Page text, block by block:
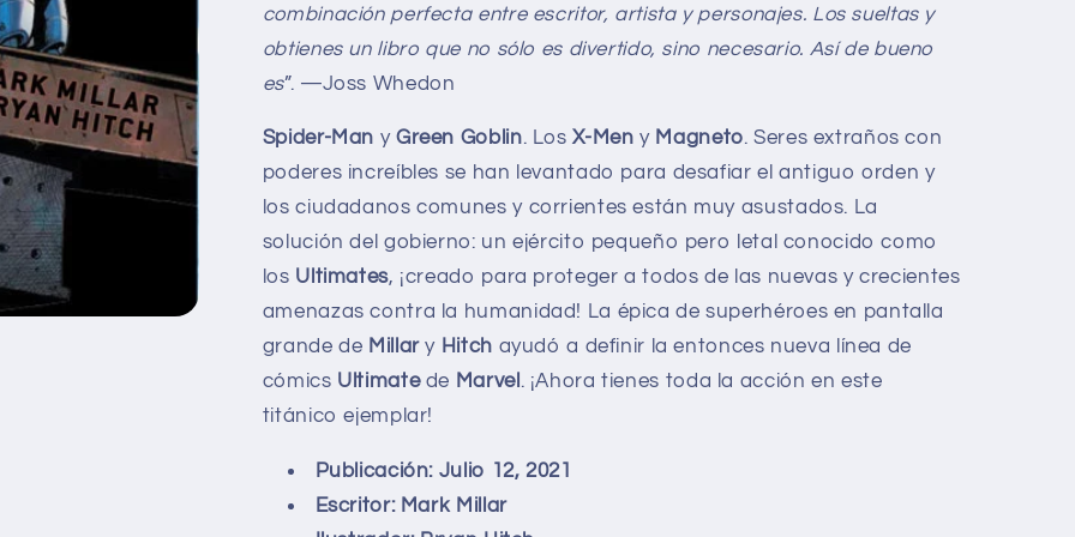
combinación perfecta entre escritor, artista y personajes. Los sueltas y
obtienes un libro que no sólo es divertido, sino necesario. Así de bueno
es”. —Joss Whedon
Spider-Man y Green Goblin. LosX-Meny Magneto. Seres extraños con
poderes increíbles se han levantado para desafiar el antiguo orden y
los ciudadanos comunes y corrientes están muy asustados. La
solución del gobierno: un ejército pequeño pero letal conocido como
los Ultimates, ¡creado para proteger a todos de las nuevas y crecientes
amenazas contra la humanidad! La épica de superhéroes en pantalla
grande de Millary Hitch ayudó a definir la entonces nueva línea de
cómics Ultimatede Marvel . ¡Ahora tienes toda la acción en este
titánico ejemplar!
Publicación: Julio 12, 2021
Escritor: Mark Millar